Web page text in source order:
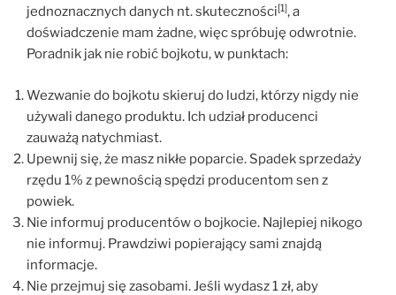
jednoznacznych danych nt. skuteczności[1], a
doświadczenie mam żadne, więc spróbuję odwrotnie.
Poradnik jak nie robić bojkotu, w punktach:
Wezwanie do bojkotu skieruj do ludzi, którzy nigdy nie
używali danego produktu. Ich udział producenci
zauważą natychmiast.
Upewnij się, że masz nikłe poparcie. Spadek sprzedaży
rzędu 1% z pewnością spędzi producentom sen z
powiek.
Nie informuj producentów o bojkocie. Najlepiej nikogo
nie informuj. Prawdziwi popierający sami znajdą
informacje.
Nie przejmuj się zasobami. Jeśli wydasz 1 zł, aby